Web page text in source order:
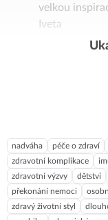
velkou
Iveta
nadváha péče o zdraví
zdravotní komplikace
zdravotní výzvy
dětství
překonání nemoci
zdravý životní styl